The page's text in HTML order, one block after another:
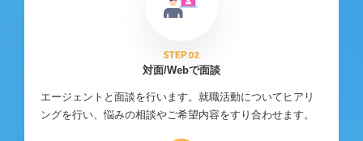
対面/Webで面談
エージェントと面談を行います。就職活動についてヒアリ
ングを行い、悩みの相談やご希望内容をすり合わせます。